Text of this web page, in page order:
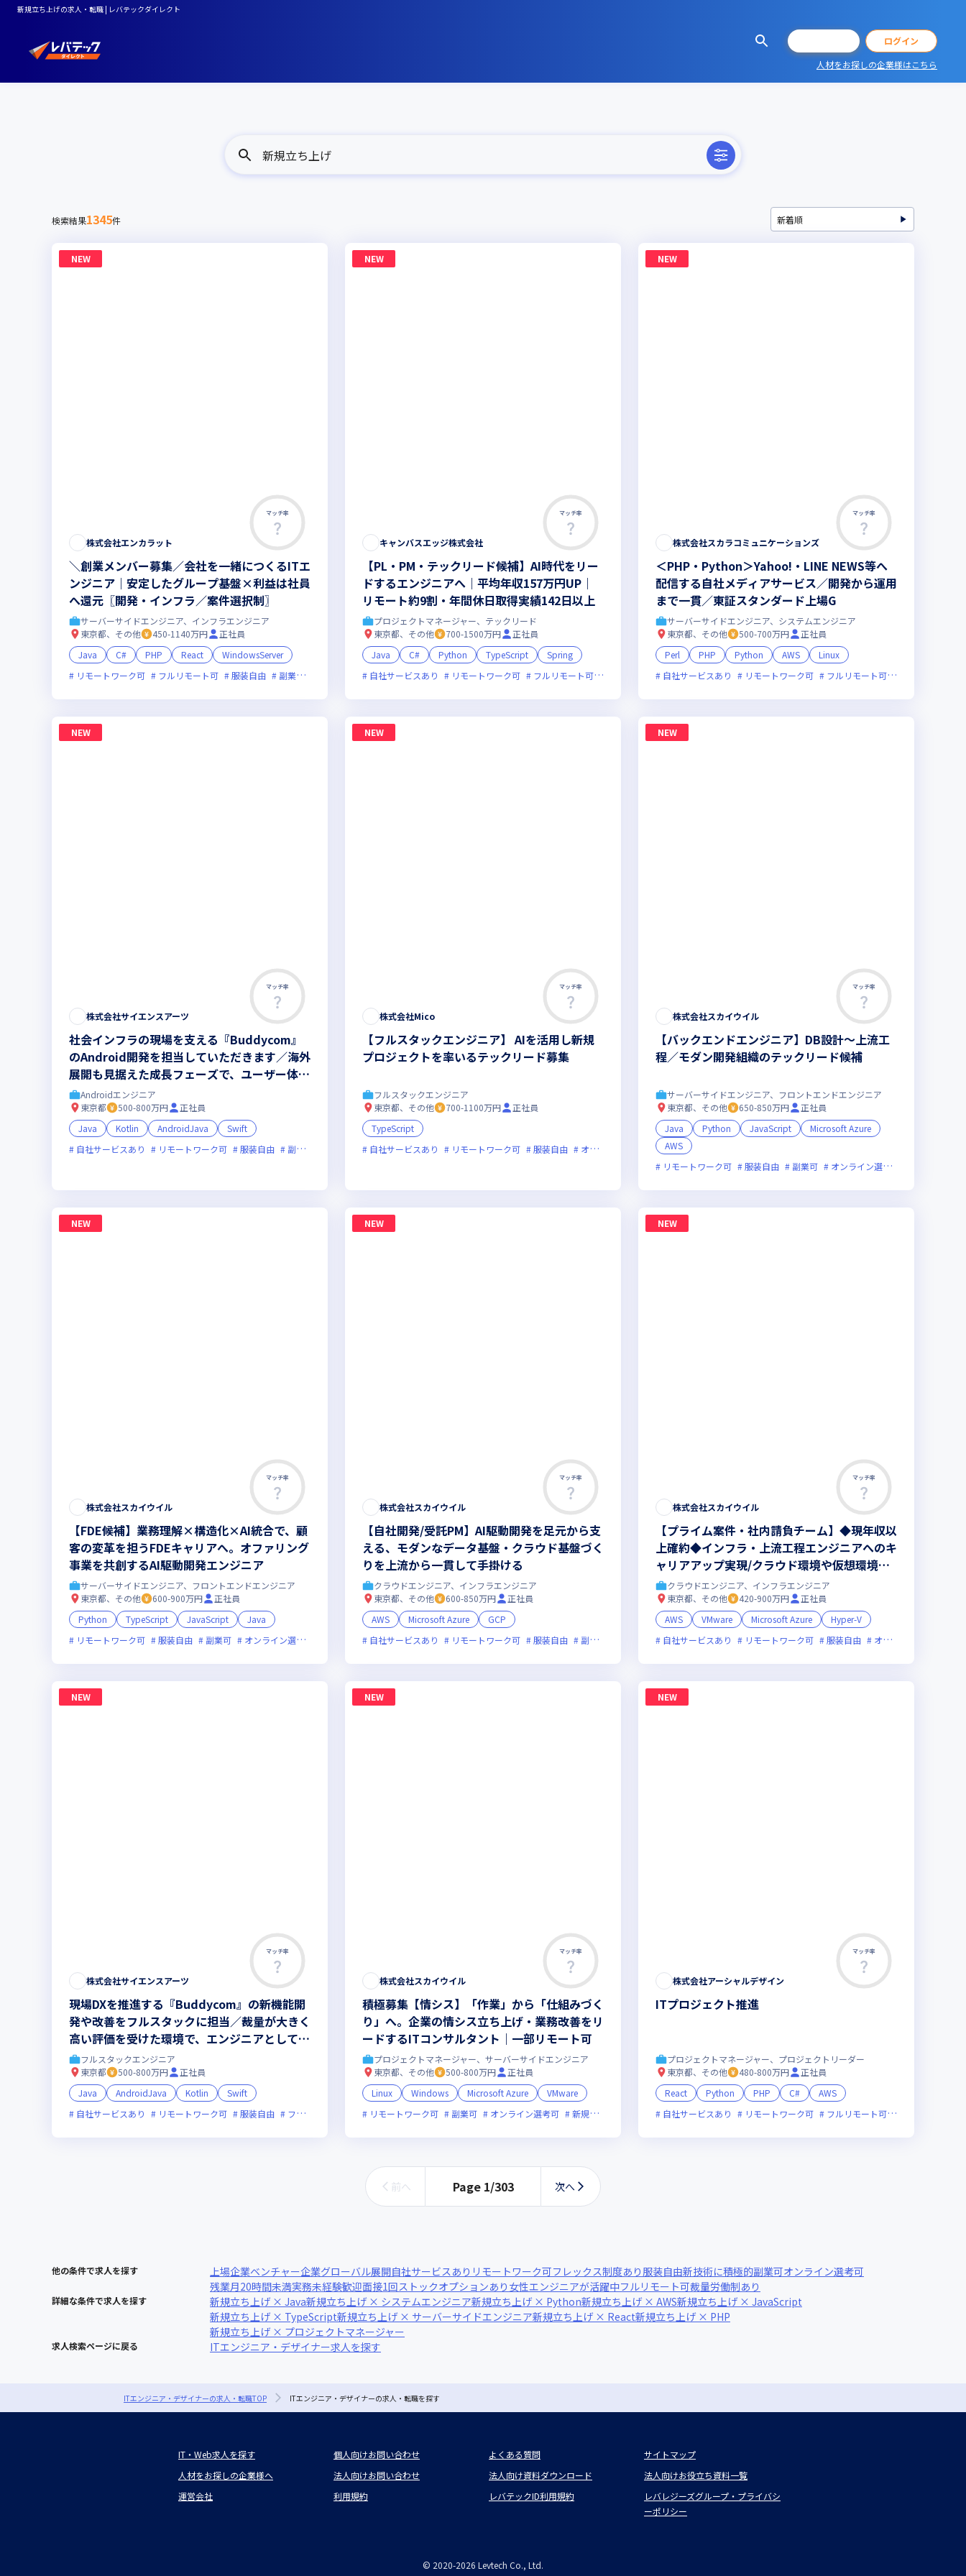
新規立ち上げの求人・転職 | レバテックダイレクト
ログイン
人材をお探しの企業様はこちら
新規立ち上げ
検索結果1345件
NEW
マッチ率
株式会社エンカラット
＼創業メンバー募集／会社を一緒につくるITエ
ンジニア｜安定したグループ基盤×利益は社員
へ還元〖開発・インフラ／案件選択制〗
サーバーサイドエンジニア、インフラエンジニア
東京都、その他
450-1140万円
正社員
Java
C# PHP React
WindowsServer
リモートワーク可
フルリモート可 服装自由 副業可 オンライン選考可 フレックス制度あり 新規立ち上げ 面接1回 ベンチャー企業 残業月20時間未満
NEW
マッチ率
キャンバスエッジ株式会社
【PL・PM・テックリード候補】AI時代をリー
ドするエンジニアへ｜平均年収157万円UP｜
リモート約9割・年間休日取得実績142日以上
プロジェクトマネージャー、テックリード
東京都、その他
700-1500万円
正社員
Java
C# Python TypeScript
Spring
自社サービスあり
リモートワーク可 フルリモート可 副業可 オンライン選考可 フレックス制度あり 新規立ち上げ
NEW
マッチ率
株式会社スカラコミュニケーションズ
＜PHP・Python＞Yahoo!・LINE NEWS等へ
配信する自社メディアサービス／開発から運用
まで一貫／東証スタンダード上場G
サーバーサイドエンジニア、システムエンジニア
東京都、その他
500-700万円
正社員
Perl
PHP Python AWS
Linux
自社サービスあり
リモートワーク可 フルリモート可
NEW
マッチ率
株式会社サイエンスアーツ
社会インフラの現場を支える『Buddycom』
のAndroid開発を担当していただきます／海外
展開も見据えた成長フェーズで、ユーザー体験
の向上に直接貢献できます
Androidエンジニア
東京都
500-800万円
正社員
Java
Kotlin AndroidJava
Swift
自社サービスあり
リモートワーク可 服装自由 副業可 フレックス制度あり 新規立ち上げ 新技術に積極的 ベンチャー企業 残業月20時間未満
NEW
マッチ率
株式会社Mico
【フルスタックエンジニア】 AIを活用し新規
プロジェクトを率いるテックリード募集
フルスタックエンジニア
東京都、その他
700-1100万円
正社員
TypeScript
自社サービスあり
リモートワーク可 服装自由 オンライン選考可 フレックス制度あり
NEW
マッチ率
株式会社スカイウイル
【バックエンドエンジニア】DB設計〜上流工
程／モダン開発組織のテックリード候補
サーバーサイドエンジニア、フロントエンドエンジニア
東京都、その他
650-850万円
正社員
Java
Python JavaScript
Microsoft Azure
AWS
リモートワーク可
服装自由 副業可 オンライン選考可
NEW
マッチ率
株式会社スカイウイル
【FDE候補】業務理解×構造化×AI統合で、顧
客の変革を担うFDEキャリアへ。オファリング
事業を共創するAI駆動開発エンジニア
サーバーサイドエンジニア、フロントエンドエンジニア
東京都、その他
600-900万円
正社員
Python
TypeScript JavaScript
Java
リモートワーク可
服装自由 副業可 オンライン選考可 新規立ち上げ 新技術に積極的 残業月20時間未満 女性エンジニアが活躍中
NEW
マッチ率
株式会社スカイウイル
【自社開発/受託PM】AI駆動開発を足元から支
える、モダンなデータ基盤・クラウド基盤づく
りを上流から一貫して手掛ける
クラウドエンジニア、インフラエンジニア
東京都、その他
600-850万円
正社員
AWS
Microsoft Azure
GCP
自社サービスあり
リモートワーク可 服装自由 副業可 オンライン選考可 新規立ち上げ 新技術に積極的 面接1回 残業月20時間未満
NEW
マッチ率
株式会社スカイウイル
【プライム案件・社内請負チーム】◆現年収以
上確約◆インフラ・上流工程エンジニアへのキ
ャリアアップ実現/クラウド環境や仮想環境プ
ロジェクトをチームで担当
クラウドエンジニア、インフラエンジニア
東京都、その他
420-900万円
正社員
AWS
VMware Microsoft Azure
Hyper-V
自社サービスあり
リモートワーク可 服装自由 オンライン選考可
NEW
マッチ率
株式会社サイエンスアーツ
現場DXを推進する『Buddycom』の新機能開
発や改善をフルスタックに担当／裁量が大きく
高い評価を受けた環境で、エンジニアとして一
生役立つスキルが身につきます
フルスタックエンジニア
東京都
500-800万円
正社員
Java
AndroidJava Kotlin
Swift
自社サービスあり
リモートワーク可 服装自由 フレックス制度あり 新規立ち上げ 新技術に積極的 ベンチャー企業 残業月20時間未満 上場企業 グローバル展開
NEW
マッチ率
株式会社スカイウイル
積極募集【情シス】「作業」から「仕組みづく
り」へ。企業の情シス立ち上げ・業務改善をリ
ードするITコンサルタント｜一部リモート可
プロジェクトマネージャー、サーバーサイドエンジニア
東京都、その他
500-800万円
正社員
Linux
Windows Microsoft Azure
VMware
リモートワーク可
副業可 オンライン選考可 新規立ち上げ 残業月20時間未満
NEW
マッチ率
株式会社アーシャルデザイン
ITプロジェクト推進
プロジェクトマネージャー、プロジェクトリーダー
東京都、その他
480-800万円
正社員
React
Python PHP C#
AWS
自社サービスあり
リモートワーク可 フルリモート可
前へ Page 1/303 次へ
他の条件で求人を探す 上場企業ベンチャー企業グローバル展開自社サービスあり リモートワーク可フレックス制度あり 服装自由新技術に積極的副業可オンライン選考可
残業月20時間未満実務未経験歓迎面接1回ストックオプションあり 女性エンジニアが活躍中フルリモート可裁量労働制あり
詳細な条件で求人を探す 新規立ち上げ × Java新規立ち上げ × システムエンジニア新規立ち上げ × Python新規立ち上げ × AWS新規立ち上げ × JavaScript
新規立ち上げ × TypeScript新規立ち上げ × サーバーサイドエンジニア新規立ち上げ × React新規立ち上げ × PHP
新規立ち上げ × プロジェクトマネージャー
求人検索ページに戻る ITエンジニア・デザイナー求人を探す
ITエンジニア・デザイナーの求人・転職TOP ITエンジニア・デザイナーの求人・転職を探す
IT・Web求人を探す 個人向けお問い合わせ よくある質問
サイトマップ
人材をお探しの企業様へ
法人向けお問い合わせ 法人向け資料ダウンロード
法人向けお役立ち資料一覧
運営会社
利用規約 レバテックID利用規約
レバレジーズグループ・プライバシ
ーポリシー
© 2020-2026 Levtech Co., Ltd.